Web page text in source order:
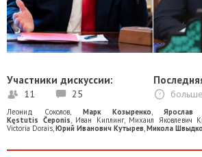
Участники дискуссии:
11 25
Леонид Соколов, Марк Козыренко,Ярослав
Kęstutis Čeponis, Иван Киплинг, Михаил Яковлевич
Victoria Dorais,Юрий Иванович Кутырев,Микола